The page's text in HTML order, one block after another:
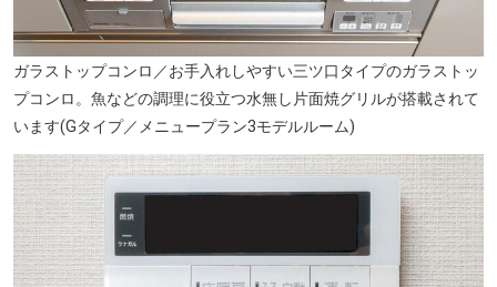
市立苅田南保育所(徒歩12分・約960m)
ガラストップコンロ／お手入れしやすい三ツ口タイプのガラストッ
プコンロ。魚などの調理に役立つ水無し片面焼グリルが搭載されて
います(Gタイプ／メニュープラン3モデルルーム)